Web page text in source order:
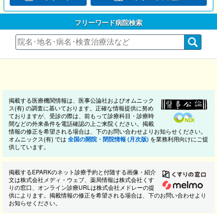
フリーワード病院検索
掲載する医療機関情報は、医事公論社およびオムニック
ス(有) の調査に基いております。正確な情報提供に努め
ておりますが、受診の際は、前もって診療科目・診療時
間などの外来条件を電話確認の上ご来院ください。掲載
情報の修正を希望される場合は、下のお問い合わせよりお知らせください。
オムニックス(有) では 全国の開院・閉院情報 (月次版) を業務利用向けにご提
供しています。
掲載するEPARKのネット診療予約と付随する画像・紹介
文は株式会社メディ・ウェブ、薬局情報は株式会社くす
りの窓口、オンライン診療URLは株式会社メドレーの提
供によります。掲載情報の修正を希望される場合は、下のお問い合わせより
お知らせください。